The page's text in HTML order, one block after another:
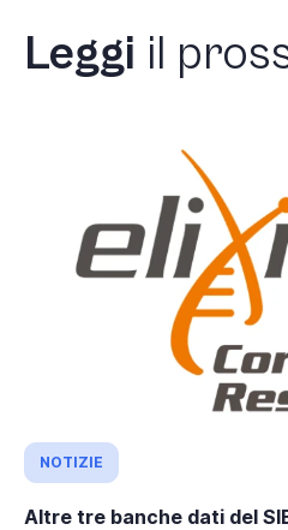
Leggi il
NOTIZIE
Altre tre banche dati del